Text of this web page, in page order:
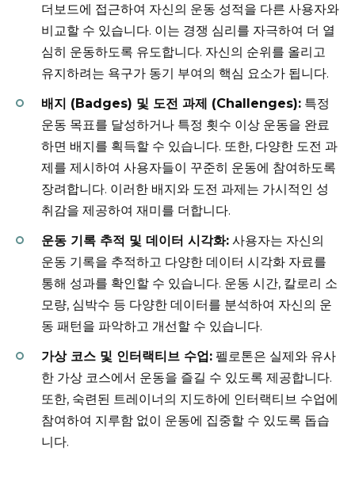
더보드에 접근하여 자신의 운동 성적을 다른 사용자와
비교할 수 있습니다. 이는 경쟁 심리를 자극하여 더 열
심히 운동하도록 유도합니다. 자신의 순위를 올리고
유지하려는 욕구가 동기 부여의 핵심 요소가 됩니다.
배지 (Badges) 및 도전 과제 (Challenges): 특정
운동 목표를 달성하거나 특정 횟수 이상 운동을 완료
하면 배지를 획득할 수 있습니다. 또한, 다양한 도전 과
제를 제시하여 사용자들이 꾸준히 운동에 참여하도록
장려합니다. 이러한 배지와 도전 과제는 가시적인 성
취감을 제공하여 재미를 더합니다.
운동 기록 추적 및 데이터 시각화: 사용자는 자신의
운동 기록을 추적하고 다양한 데이터 시각화 자료를
통해 성과를 확인할 수 있습니다. 운동 시간, 칼로리 소
모량, 심박수 등 다양한 데이터를 분석하여 자신의 운
동 패턴을 파악하고 개선할 수 있습니다.
가상 코스 및 인터랙티브 수업: 펠로톤은 실제와 유사
한 가상 코스에서 운동을 즐길 수 있도록 제공합니다.
또한, 숙련된 트레이너의 지도하에 인터랙티브 수업에
참여하여 지루함 없이 운동에 집중할 수 있도록 돕습
니다.